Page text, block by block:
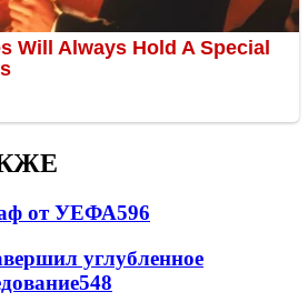
от УЕФА596
углубленное
548